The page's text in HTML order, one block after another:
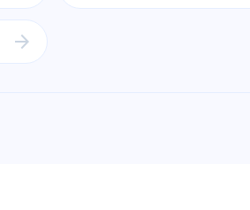
arrow_forward